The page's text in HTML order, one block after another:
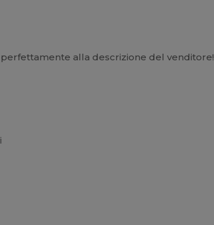
alla descrizione del venditore!